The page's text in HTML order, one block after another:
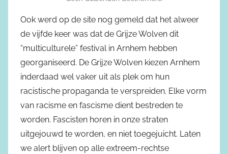
Ook werd op de site nog gemeld dat het alweer
de vijfde keer was dat de Grijze Wolven dit
“multiculturele” festival in Arnhem hebben
georganiseerd. De Grijze Wolven kiezen Arnhem
inderdaad wel vaker uit als plek om hun
racistische propaganda te verspreiden. Elke vorm
van racisme en fascisme dient bestreden te
worden. Fascisten horen in onze straten
uitgejouwd te worden, en niet toegejuicht. Laten
we alert blijven op alle extreem-rechtse